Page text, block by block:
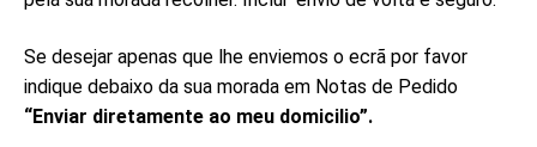
Se desejar apenas que lhe enviemos o ecrã por favor
indique debaixo da sua morada em Notas de Pedido
“Enviar diretamente ao meu domicilio”.